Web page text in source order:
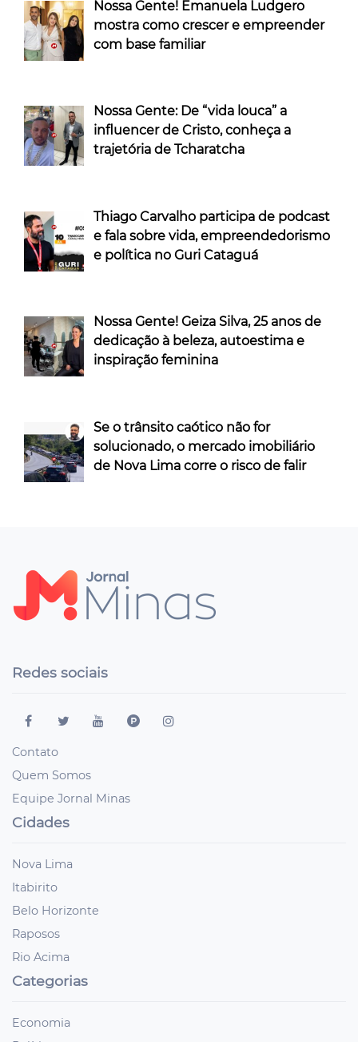
Nossa Gente! Emanuela Ludgero
mostra como crescer e empreender
com base familiar
Nossa Gente: De “vida louca” a
influencer de Cristo, conheça a
trajetória de Tcharatcha
Thiago Carvalho participa de podcast
e fala sobre vida, empreendedorismo
e política no Guri Cataguá
Nossa Gente! Geiza Silva, 25 anos de
dedicação à beleza, autoestima e
inspiração feminina
Se o trânsito caótico não for
solucionado, o mercado imobiliário
de Nova Lima corre o risco de falir
Redes sociais
Contato
Quem Somos
Equipe Jornal Minas
Cidades
Nova Lima
Itabirito
Belo Horizonte
Raposos
Rio Acima
Categorias
Economia